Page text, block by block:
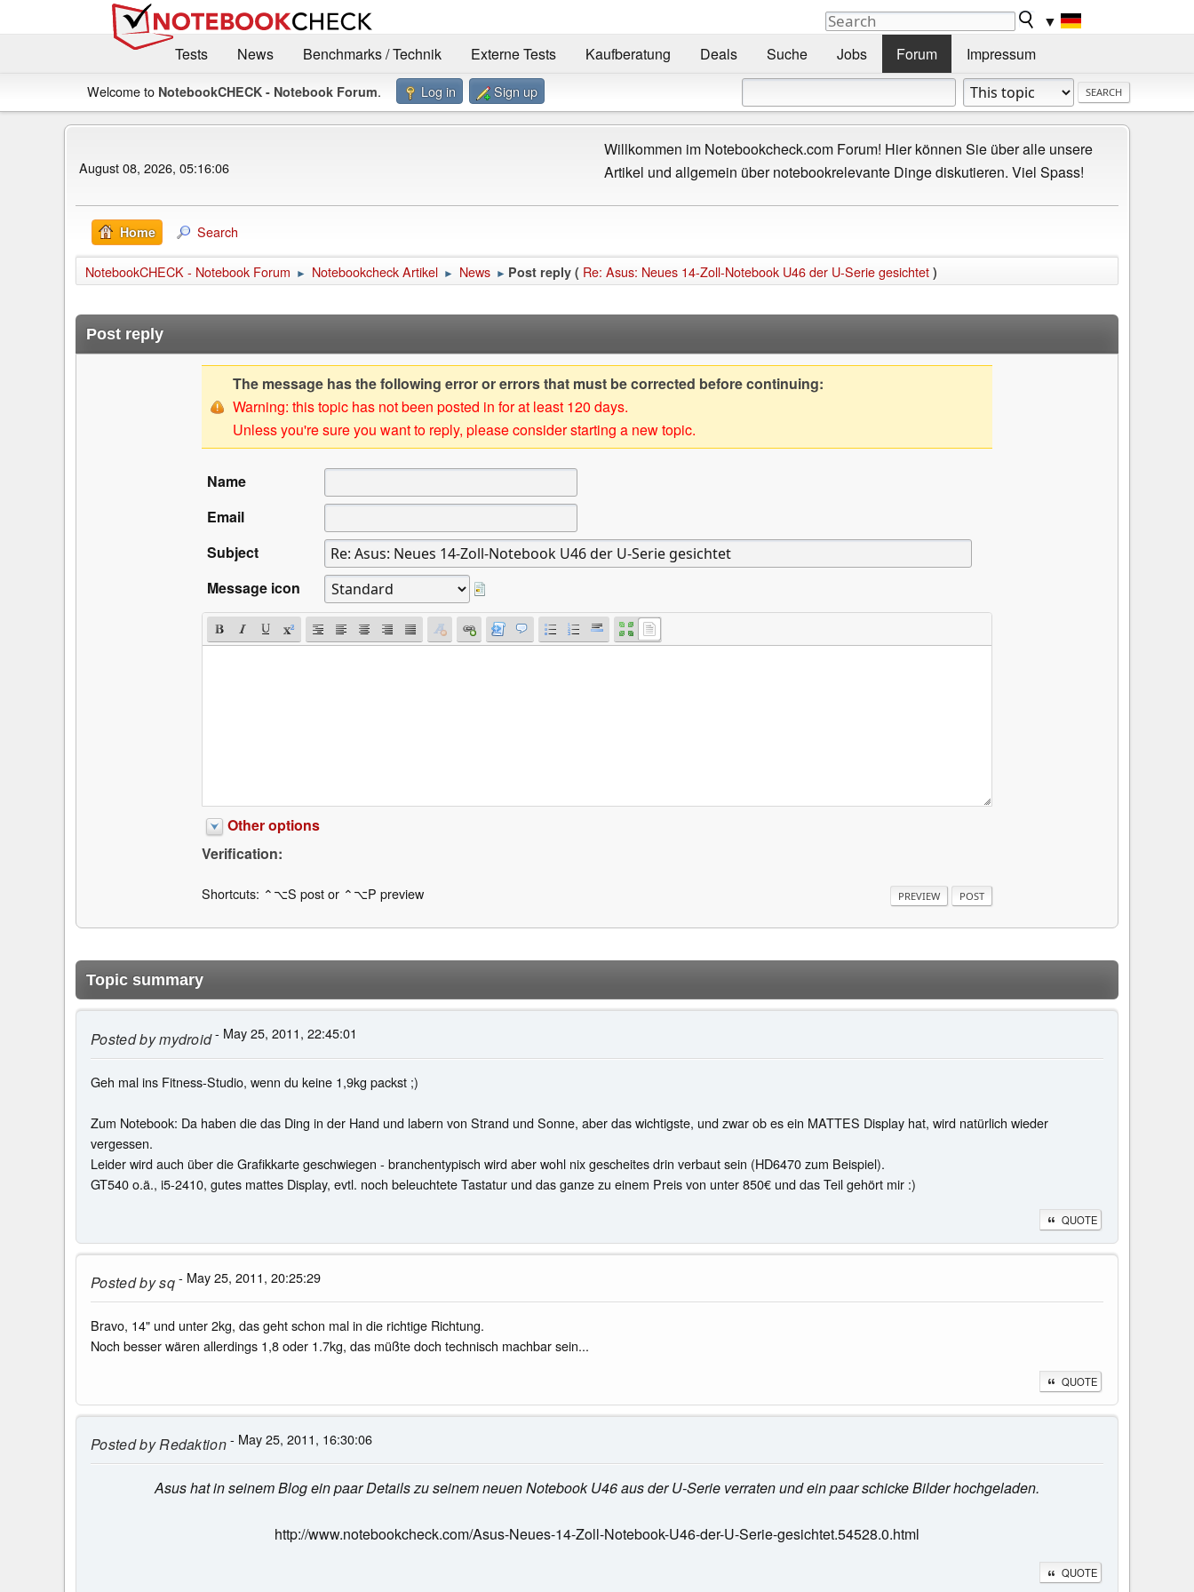
▼
Tests
News Benchmarks / Technik Externe Tests Kaufberatung Deals Suche Jobs Forum Impressum
Welcome to NotebookCHECK - Notebook Forum. Log in Sign up
August 08, 2026, 05:16:06
Willkommen im Notebookcheck.com Forum! Hier können Sie über alle unsere
Artikel und allgemein über notebookrelevante Dinge diskutieren. Viel Spass!
Home Search
NotebookCHECK - Notebook Forum ► Notebookcheck Artikel ► News ► Post reply ( Re: Asus: Neues 14-Zoll-Notebook U46 der U-Serie gesichtet )
Post reply
The message has the following error or errors that must be corrected before continuing:
Warning: this topic has not been posted in for at least 120 days.
Unless you're sure you want to reply, please consider starting a new topic.
Name
Email
Subject
Message icon
Other options
Verification:
Shortcuts: ⌃⌥S post or ⌃⌥P preview
Topic summary
Posted bymydroid- May 25, 2011, 22:45:01
Geh mal ins Fitness-Studio, wenn du keine 1,9kg packst ;)
Zum Notebook: Da haben die das Ding in der Hand und labern von Strand und Sonne, aber das wichtigste, und zwar ob es ein MATTES Display hat, wird natürlich wieder
vergessen.
Leider wird auch über die Grafikkarte geschwiegen - branchentypisch wird aber wohl nix gescheites drin verbaut sein (HD6470 zum Beispiel).
GT540 o.ä., i5-2410, gutes mattes Display, evtl. noch beleuchtete Tastatur und das ganze zu einem Preis von unter 850€ und das Teil gehört mir :)
QUOTE
Posted bysq- May 25, 2011, 20:25:29
Bravo, 14" und unter 2kg, das geht schon mal in die richtige Richtung.
Noch besser wären allerdings 1,8 oder 1.7kg, das müßte doch technisch machbar sein...
QUOTE
Posted byRedaktion- May 25, 2011, 16:30:06
Asus hat in seinem Blog ein paar Details zu seinem neuen Notebook U46 aus der U-Serie verraten und ein paar schicke Bilder hochgeladen.
http://www.notebookcheck.com/Asus-Neues-14-Zoll-Notebook-U46-der-U-Serie-gesichtet.54528.0.html
QUOTE